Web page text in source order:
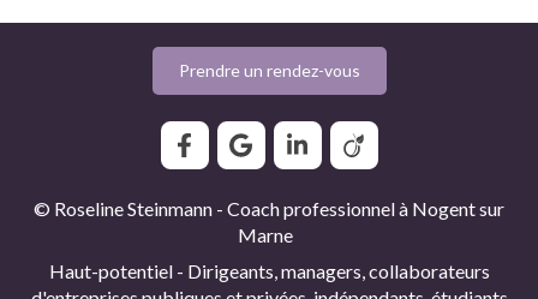
Prendre un rendez-vous
© Roseline Steinmann - Coach professionnel à Nogent sur
Marne
Haut-potentiel - Dirigeants, managers, collaborateurs